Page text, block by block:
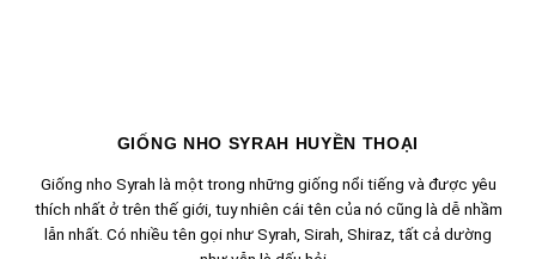
GIỐNG NHO SYRAH HUYỀN THOẠI
Giống nho Syrah là một trong những giống nổi tiếng và được yêu
thích nhất ở trên thế giới, tuy nhiên cái tên của nó cũng là dễ nhầm
lẫn nhất. Có nhiều tên gọi như Syrah, Sirah, Shiraz, tất cả dường